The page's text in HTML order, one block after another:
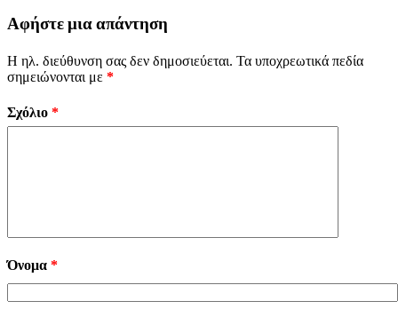
Αφήστε μια απάντηση
Η ηλ. διεύθυνση σας δεν δημοσιεύεται. Τα υποχρεωτικά πεδία
σημειώνονται με *
Σχόλιο *
Όνομα *